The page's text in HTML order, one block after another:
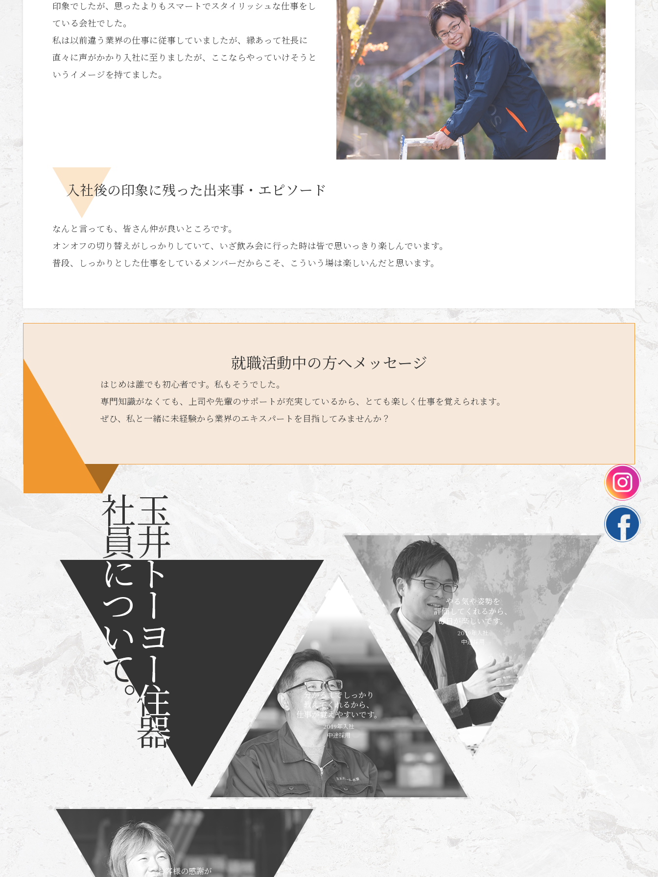
印象でしたが、思ったよりもスマートでスタイリッシュな仕事をし
ている会社でした。
私は以前違う業界の仕事に従事していましたが、縁あって社長に
直々に声がかかり入社に至りましたが、ここならやっていけそうと
いうイメージを持てました。
入社後の印象に残った出来事・エピソード
なんと言っても、皆さん仲が良いところです。
オンオフの切り替えがしっかりしていて、いざ飲み会に行った時は皆で思いっきり楽しんでいます。
普段、しっかりとした仕事をしているメンバーだからこそ、こういう場は楽しいんだと思います。
就職活動中の方へメッセージ
はじめは誰でも初心者です。私もそうでした。
専門知識がなくても、上司や先輩のサポートが充実しているから、とても楽しく仕事を覚えられます。
ぜひ、私と一緒に未経験から業界のエキスパートを目指してみませんか？
やる気や姿勢を
評価してくれるから、
毎日が楽しいです。
2019年入社
中途採用
分かるまでしっかり
教えてくれるから、
仕事が覚えやすいです。
2019年入社
中途採用
お客様の感謝が